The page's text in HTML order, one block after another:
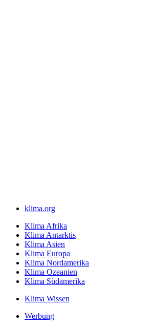
klima.org
Klima Afrika
Klima Antarktis
Klima Asien
Klima Europa
Klima Nordamerika
Klima Ozeanien
Klima Südamerika
Klima Wissen
Werbung